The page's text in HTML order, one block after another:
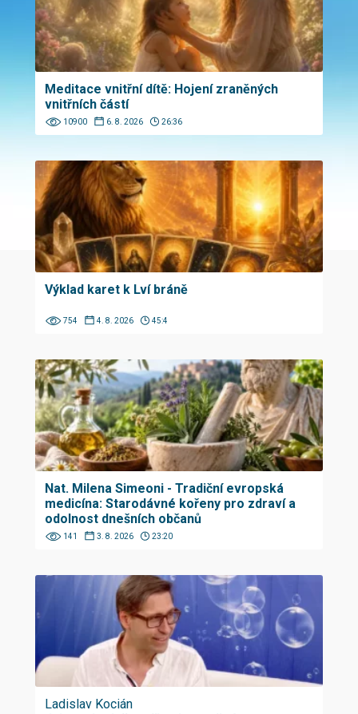
Meditace vnitřní dítě: Hojení zraněných
vnitřních částí
10900 6. 8. 2026 26:36
Výklad karet k Lví bráně
754 4. 8. 2026 45:4
Nat. Milena Simeoni - Tradiční evropská
medicína: Starodávné kořeny pro zdraví a
odolnost dnešních občanů
141 3. 8. 2026 23:20
Ladislav Kocián